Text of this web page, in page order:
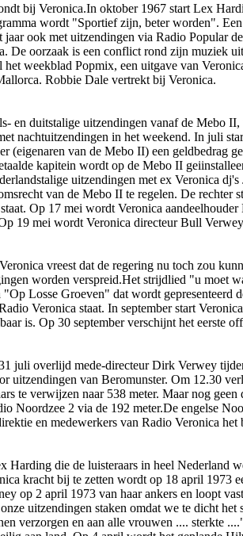
bij Veronica.In oktober 1967 start Lex
wordt "Sportief zijn, beter worden".
ook met uitzendingen via Radio Popular
oorzaak is een conflict rond zijn muziek
weekblad Popmix, een uitgave van
Robbie Dale vertrekt bij Veronica.
en duitstalige uitzendingen vanaf de Mebo
nachtuitzendingen in het weekend. In juli
van de Mebo II) een geldbedrag
kapitein wordt op de Mebo II
uitzendingen met ex Veronica
van de Mebo II te regelen. De
Op 17 mei wordt Veronica
19 mei wordt Veronica directeur Bull Verwey
vreest dat de regering nu toch zou
worden verspreid.Het strijdlied "u moet
Losse Groeven" dat wordt gepresenteerd
Veronica staat. In september start
is. Op 30 september verschijnt het eerste
juli overlijd mede-directeur Dirk Verwey
uitzendingen van Beromunster. Om 12.30
te verwijzen naar 538 meter. Maar nog
Noordzee 2 via de 192 meter.De engelse
en medewerkers van Radio Veronica het
die de luisteraars in heel Nederland
kracht bij te zetten wordt op 18 april 1973
op 2 april 1973 van haar ankers en loopt
uitzendingen staken omdat we te dicht het
verzorgen en aan alle vrouwen .... sterkte